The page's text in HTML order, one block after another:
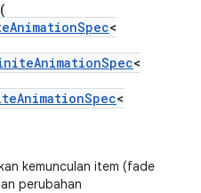
(
<
<
<
kemunculan item (fade
perubahan